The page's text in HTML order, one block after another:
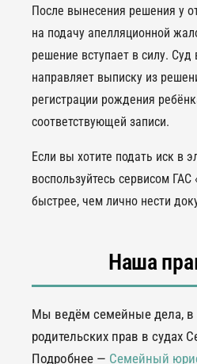
После вынесения решения у
на подачу апелляционной
решение вступает в силу. Суд
направляет выписку из
регистрации рождения
соответствующей записи.
Если вы хотите подать иск в
воспользуйтесь сервисом
быстрее, чем лично нести
Наша
Мы ведём семейные дела,
родительских прав в судах
Подробнее — Семейный